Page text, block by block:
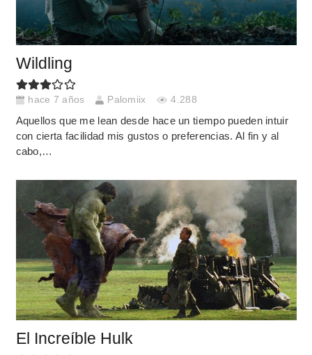
Wildling
hace 7 años Palomiix 4.288
Aquellos que me lean desde hace un tiempo pueden intuir
con cierta facilidad mis gustos o preferencias. Al fin y al
cabo,…
El Increíble Hulk